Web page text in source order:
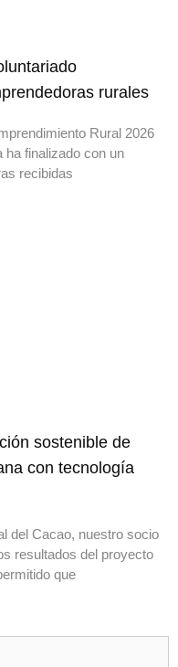
rurales
Rural 2026
ha finalizado con un
recibidas
sostenible de
con tecnología
del Cacao, nuestro socio
resultados del proyecto
que